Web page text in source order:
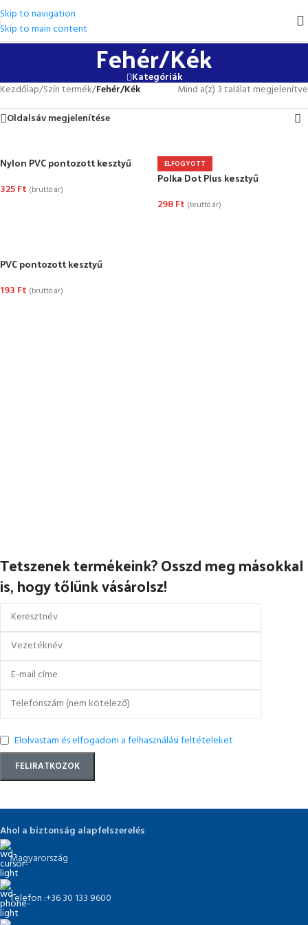
Skip to navigation
Skip to main content
Fehér/Kék
Kategóriák
Kezdőlap/Szín termék/Fehér/Kék
Mind a(z) 3 találat megjelenítve
Oldalsáv megjelenítése
Nylon PVC pontozott kesztyű
325Ft (bruttó ár)
ELFOGYOTT
Polka Dot Plus kesztyű
298Ft (bruttó ár)
PVC pontozott kesztyű
193 Ft (bruttó ár)
Tetszenek termékeink? Osszd meg másokkal
is, hogy tőlünk vásárolsz!
Elolvastam és elfogadom a felhasználási feltételeket
Ahol a biztonság alapfelszerelés
Magyarország
Telefon :+36 30 133 9600